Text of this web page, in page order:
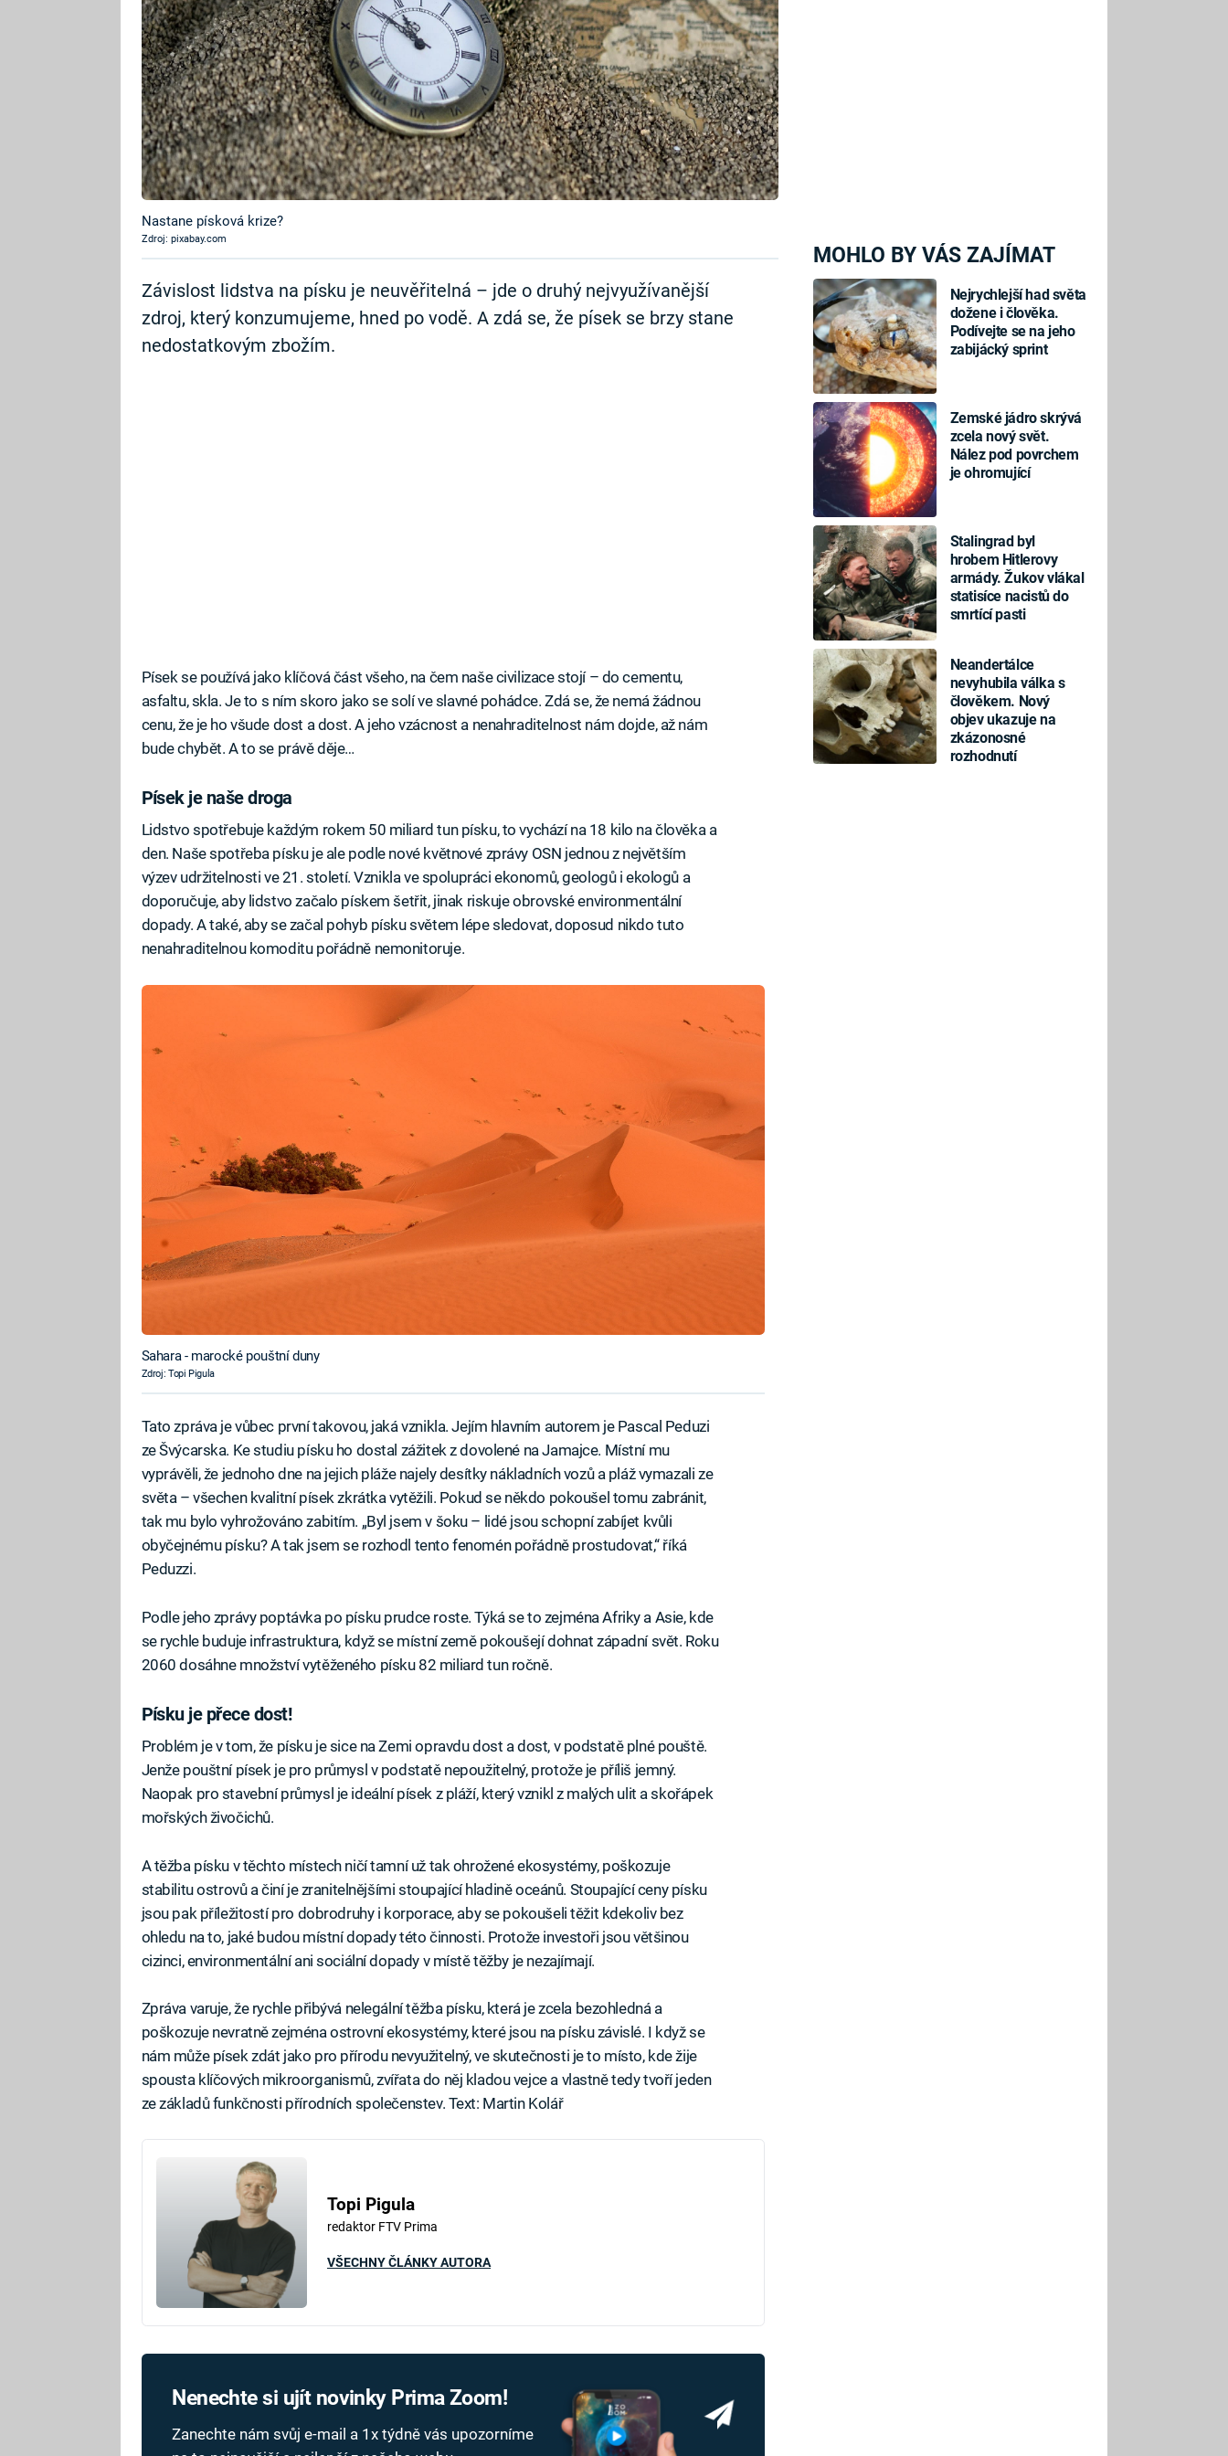
MOHLO BY VÁS ZAJÍMAT
Nejrychlejší had světa
dožene i člověka.
Podívejte se na jeho
zabijácký sprint
Zemské jádro skrývá
zcela nový svět.
Nález pod povrchem
je ohromující
Stalingrad byl
hrobem Hitlerovy
armády. Žukov vlákal
statisíce nacistů do
smrtící pasti
Neandertálce
nevyhubila válka s
člověkem. Nový
objev ukazuje na
zkázonosné
rozhodnutí
Nastane písková krize?
Zdroj: pixabay.com
Závislost lidstva na písku je neuvěřitelná – jde o druhý nejvyužívanější
zdroj, který konzumujeme, hned po vodě. A zdá se, že písek se brzy stane
nedostatkovým zbožím.
Písek se používá jako klíčová část všeho, na čem naše civilizace stojí – do cementu,
asfaltu, skla. Je to s ním skoro jako se solí ve slavné pohádce. Zdá se, že nemá žádnou
cenu, že je ho všude dost a dost. A jeho vzácnost a nenahraditelnost nám dojde, až nám
bude chybět. A to se právě děje…
Písek je naše droga
Lidstvo spotřebuje každým rokem 50 miliard tun písku, to vychází na 18 kilo na člověka a
den. Naše spotřeba písku je ale podle nové květnové zprávy OSN jednou z největším
výzev udržitelnosti ve 21. století. Vznikla ve spolupráci ekonomů, geologů i ekologů a
doporučuje, aby lidstvo začalo pískem šetřit, jinak riskuje obrovské environmentální
dopady. A také, aby se začal pohyb písku světem lépe sledovat, doposud nikdo tuto
nenahraditelnou komoditu pořádně nemonitoruje.
Sahara - marocké pouštní duny
Zdroj: Topi Pigula
Tato zpráva je vůbec první takovou, jaká vznikla. Jejím hlavním autorem je Pascal Peduzi
ze Švýcarska. Ke studiu písku ho dostal zážitek z dovolené na Jamajce. Místní mu
vyprávěli, že jednoho dne na jejich pláže najely desítky nákladních vozů a pláž vymazali ze
světa – všechen kvalitní písek zkrátka vytěžili. Pokud se někdo pokoušel tomu zabránit,
tak mu bylo vyhrožováno zabitím. „Byl jsem v šoku – lidé jsou schopní zabíjet kvůli
obyčejnému písku? A tak jsem se rozhodl tento fenomén pořádně prostudovat,“ říká
Peduzzi.
Podle jeho zprávy poptávka po písku prudce roste. Týká se to zejména Afriky a Asie, kde
se rychle buduje infrastruktura, když se místní země pokoušejí dohnat západní svět. Roku
2060 dosáhne množství vytěženého písku 82 miliard tun ročně.
Písku je přece dost!
Problém je v tom, že písku je sice na Zemi opravdu dost a dost, v podstatě plné pouště.
Jenže pouštní písek je pro průmysl v podstatě nepoužitelný, protože je příliš jemný.
Naopak pro stavební průmysl je ideální písek z pláží, který vznikl z malých ulit a skořápek
mořských živočichů.
A těžba písku v těchto místech ničí tamní už tak ohrožené ekosystémy, poškozuje
stabilitu ostrovů a činí je zranitelnějšími stoupající hladině oceánů. Stoupající ceny písku
jsou pak příležitostí pro dobrodruhy i korporace, aby se pokoušeli těžit kdekoliv bez
ohledu na to, jaké budou místní dopady této činnosti. Protože investoři jsou většinou
cizinci, environmentální ani sociální dopady v místě těžby je nezajímají.
Zpráva varuje, že rychle přibývá nelegální těžba písku, která je zcela bezohledná a
poškozuje nevratně zejména ostrovní ekosystémy, které jsou na písku závislé. I když se
nám může písek zdát jako pro přírodu nevyužitelný, ve skutečnosti je to místo, kde žije
spousta klíčových mikroorganismů, zvířata do něj kladou vejce a vlastně tedy tvoří jeden
ze základů funkčnosti přírodních společenstev. Text: Martin Kolář
Topi Pigula
redaktor FTV Prima
VŠECHNY ČLÁNKY AUTORA
Nenechte si ujít novinky Prima Zoom!
Zanechte nám svůj e-mail a 1x týdně vás upozorníme